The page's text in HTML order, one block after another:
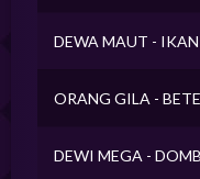
DEWA MAUT -
ORANG GILA -
DEWI MEGA -